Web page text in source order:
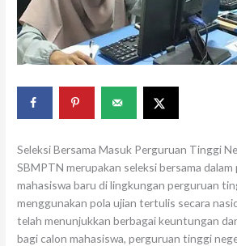
Seleksi Bersama Masuk Perguruan Tinggi
SBMPTN merupakan seleksi bersama dalam
mahasiswa baru di lingkungan perguruan
menggunakan pola ujian tertulis secara
telah menunjukkan berbagai keuntungan
bagi calon mahasiswa, perguruan tinggi